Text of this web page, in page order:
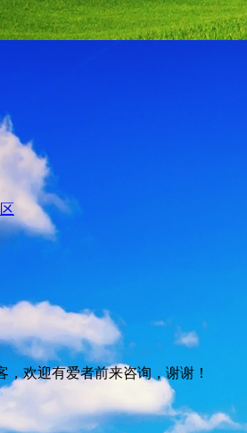
欢迎有爱者前来咨询，谢谢！